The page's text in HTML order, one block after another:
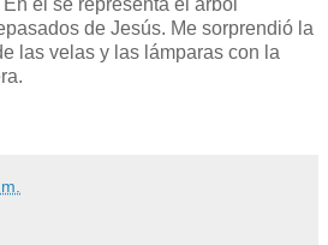
de Jesús. Me sorprendió la
las velas y las lámparas con la